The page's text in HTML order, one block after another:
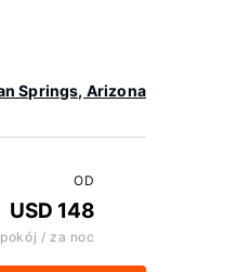
Springs, Arizona
OD
USD 148
/ za noc